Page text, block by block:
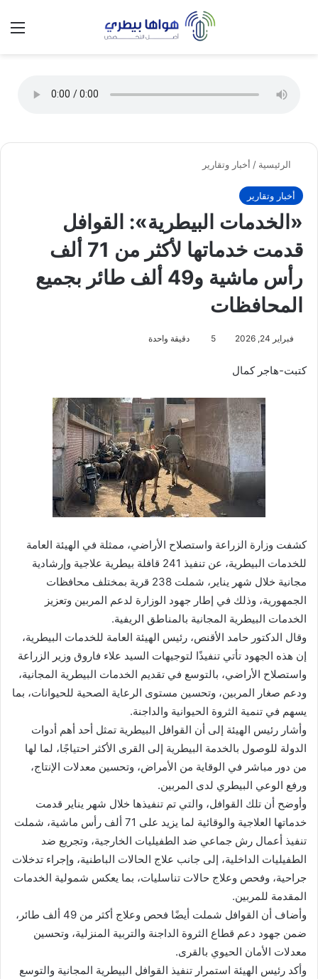
الوضع
الرئيسية / أخبار وتقارير
أخبار وتقارير
«الخدمات البيطرية»: القوافل
قدمت خدماتها لأكثر من 71 ألف
رأس ماشية و49 ألف طائر بجميع
المحافظات
فبراير 24, 2026 5 دقيقة واحدة
كتبت-هاجر كمال
كشفت وزارة الزراعة واستصلاح الأراضي، ممثلة في الهيئة العامة
للخدمات البيطرية، عن تنفيذ 241 قافلة بيطرية علاجية وإرشادية
مجانية خلال شهر يناير، شملت 238 قرية بمختلف محافظات
الجمهورية، وذلك في إطار جهود الوزارة لدعم المربين وتعزيز
الخدمات البيطرية المجانية بالمناطق الريفية.
وقال الدكتور حامد الأقنص، رئيس الهيئة العامة للخدمات البيطرية،
إن هذه الجهود تأتي تنفيذًا لتوجيهات السيد علاء فاروق وزير الزراعة
واستصلاح الأراضي، بالتوسع في تقديم الخدمات البيطرية المجانية،
ودعم صغار المربين، وتحسين مستوى الرعاية الصحية للحيوانات، بما
يسهم في تنمية الثروة الحيوانية والداجنة.
وأشار رئيس الهيئة إلى أن القوافل البيطرية تمثل أحد أهم أدوات
الدولة للوصول بالخدمة البيطرية إلى القرى الأكثر احتياجًا، لما لها
من دور مباشر في الوقاية من الأمراض، وتحسين معدلات الإنتاج،
ورفع الوعي البيطري لدى المربين.
وأوضح أن تلك القوافل، والتي تم تنفيذها خلال شهر يناير قدمت
خدماتها العلاجية والوقائية لما يزيد على 71 ألف رأس ماشية، شملت
تنفيذ أعمال رش جماعي ضد الطفيليات الخارجية، وتجريع ضد
الطفيليات الداخلية، إلى جانب علاج الحالات الباطنية، وإجراء تدخلات
جراحية، وفحص وعلاج حالات تناسليات، بما يعكس شمولية الخدمات
المقدمة للمربين.
وأضاف أن القوافل شملت أيضًا فحص وعلاج أكثر من 49 ألف طائر،
ضمن جهود دعم قطاع الثروة الداجنة والتربية المنزلية، وتحسين
معدلات الأمان الحيوي بالقرى.
وأكد رئيس الهيئة استمرار تنفيذ القوافل البيطرية المجانية والتوسع